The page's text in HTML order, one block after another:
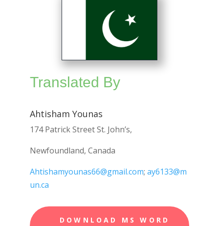
Translated By
Ahtisham Younas
174 Patrick Street St. John’s,
Newfoundland, Canada
Ahtishamyounas66@gmail.com; ay6133@m
un.ca
DOWNLOAD MS WORD